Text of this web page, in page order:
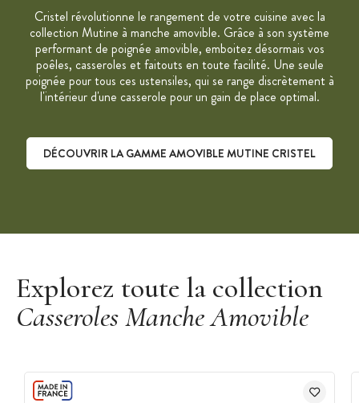
Disponible en différents coloris
Anse vendue à l'unité
Cristel révolutionne le rangement de votre cuisine avec la
collection Mutine à manche amovible. Grâce à son système
performant de poignée amovible, emboitez désormais vos
poêles, casseroles et faitouts en toute facilité. Une seule
poignée pour tous ces ustensiles, qui se range discrètement à
l'intérieur d'une casserole pour un gain de place optimal.
DÉCOUVRIR LA GAMME AMOVIBLE MUTINE CRISTEL
Explorez toute la collection
Casseroles Manche Amovible